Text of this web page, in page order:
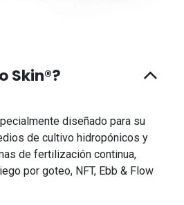
Skin®?
diseñado para su
de cultivo hidropónicos y
de fertilización continua,
por goteo, NFT, Ebb & Flow